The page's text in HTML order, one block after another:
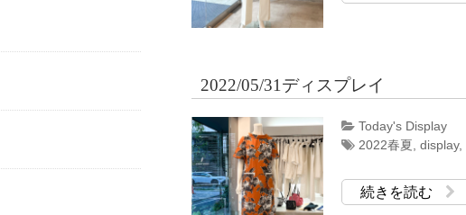
2022/05/31ディスプレイ
Today's Display
2022春夏 display,
続きを読む